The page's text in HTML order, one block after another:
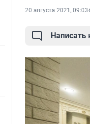
20 августа 2021, 09:03
Написать